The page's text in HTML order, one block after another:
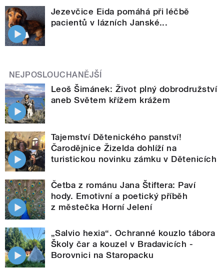
Jezevčice Eida pomáhá při léčbě
pacientů v lázních Janské...
NEJPOSLOUCHANĚJŠÍ
Leoš Šimánek: Život plný dobrodružství
aneb Světem křížem krážem
Tajemství Dětenického panství!
Čarodějnice Žizelda dohlíží na
turistickou novinku zámku v Dětenicích
Četba z románu Jana Štiftera: Paví
hody. Emotivní a poetický příběh
z městečka Horní Jelení
„Salvio hexia“. Ochranné kouzlo tábora
Školy čar a kouzel v Bradavicích -
Borovnici na Staropacku